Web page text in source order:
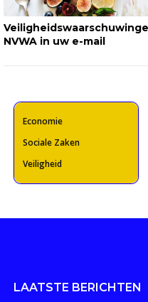
NVWA in uw e-mail
Economie
Sociale Zaken
Veiligheid
LAATSTE BERICHTEN